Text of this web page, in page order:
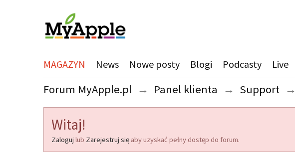
MAGAZYN News Nowe posty Blogi Podcasty Live
Forum MyApple.pl → Panel klienta → Support →
Witaj!
Zaloguj lub Zarejestruj się aby uzyskać pełny dostęp do forum.